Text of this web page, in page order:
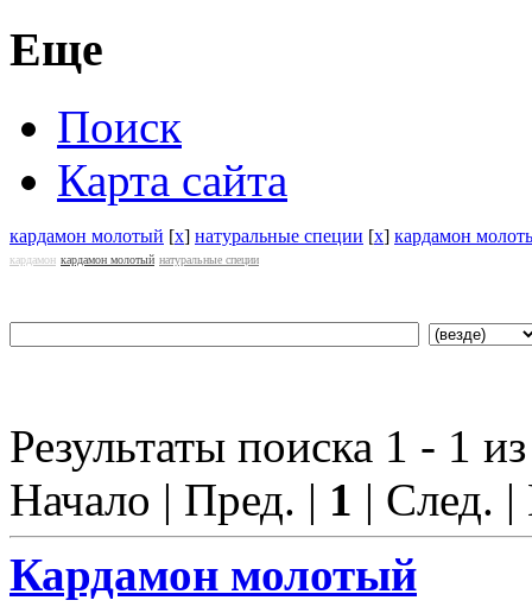
Еще
Поиск
Карта сайта
кардамон молотый [x] натуральные специи [x] кардамон
кардамон кардамон молотый натуральные специи
Результаты поиска 1 - 1
Начало | Пред. | 1 | След.
Кардамон молотый